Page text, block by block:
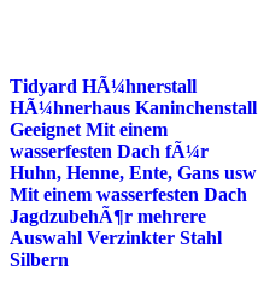
Tidyard HÃ¼hnerstall
HÃ¼hnerhaus Kaninchenstall
Geeignet Mit einem
wasserfesten Dach fÃ¼r
Huhn, Henne, Ente, Gans usw
Mit einem wasserfesten Dach
JagdzubehÃ¶r mehrere
Auswahl Verzinkter Stahl
Silbern